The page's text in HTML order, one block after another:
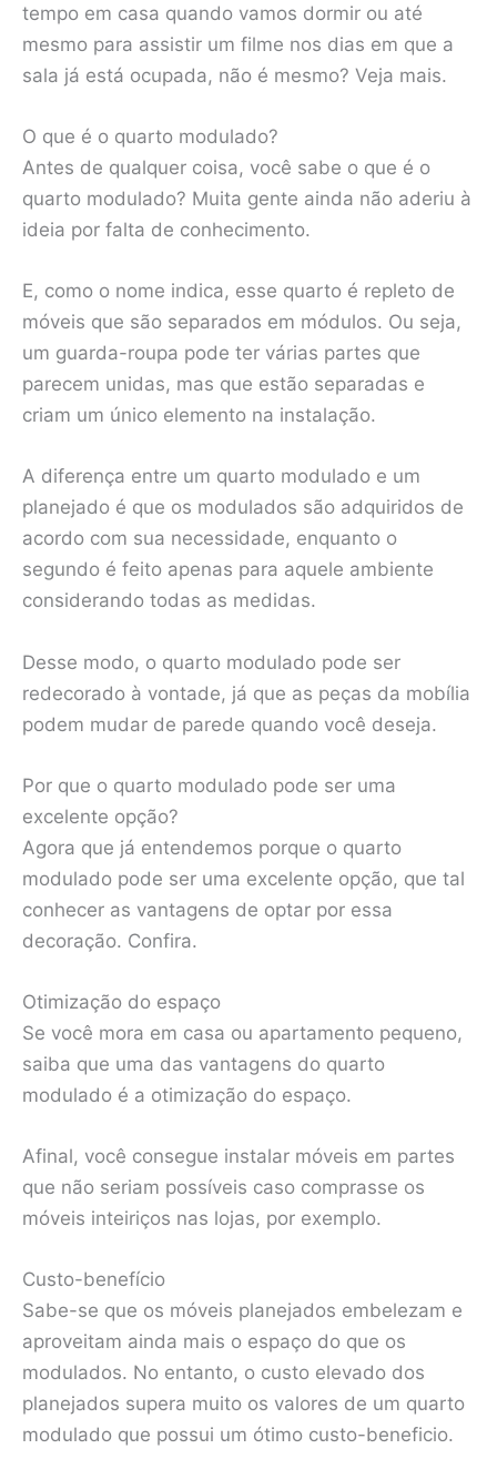
tempo em casa quando vamos dormir ou até
mesmo para assistir um filme nos dias em que a
sala já está ocupada, não é mesmo? Veja mais.
O que é o quarto modulado?
Antes de qualquer coisa, você sabe o que é o
quarto modulado? Muita gente ainda não aderiu à
ideia por falta de conhecimento.
E, como o nome indica, esse quarto é repleto de
móveis que são separados em módulos. Ou seja,
um guarda-roupa pode ter várias partes que
parecem unidas, mas que estão separadas e
criam um único elemento na instalação.
A diferença entre um quarto modulado e um
planejado é que os modulados são adquiridos de
acordo com sua necessidade, enquanto o
segundo é feito apenas para aquele ambiente
considerando todas as medidas.
Desse modo, o quarto modulado pode ser
redecorado à vontade, já que as peças da mobília
podem mudar de parede quando você deseja.
Por que o quarto modulado pode ser uma
excelente opção?
Agora que já entendemos porque o quarto
modulado pode ser uma excelente opção, que tal
conhecer as vantagens de optar por essa
decoração. Confira.
Otimização do espaço
Se você mora em casa ou apartamento pequeno,
saiba que uma das vantagens do quarto
modulado é a otimização do espaço.
Afinal, você consegue instalar móveis em partes
que não seriam possíveis caso comprasse os
móveis inteiriços nas lojas, por exemplo.
Custo-benefício
Sabe-se que os móveis planejados embelezam e
aproveitam ainda mais o espaço do que os
modulados. No entanto, o custo elevado dos
planejados supera muito os valores de um quarto
modulado que possui um ótimo custo-beneficio.